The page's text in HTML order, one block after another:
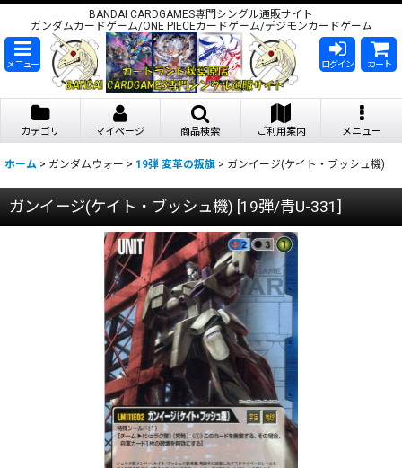
BANDAI CARDGAMES専門シングル通販サイト
ガンダムカードゲーム/ONE PIECEカードゲーム/デジモンカードゲーム
メニュー ログイン カート
カテゴリ マイページ 商品検索 ご利用案内 メニュー
ホーム > ガンダムウォー > 19弾 変革の叛旗 > ガンイージ(ケイト・ブッシュ機)
ガンイージ(ケイト・ブッシュ機) [19弾/青U-331 ]